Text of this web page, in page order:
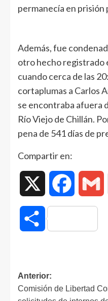
permanecía en prisión
Además, fue
otro hecho registrado
cuando cerca de las
cortaplumas a Carlos
se encontraba afuera
Río Viejo de Chillán.
pena de 541 días de
Compartir en:
Facebook
Compartir
Anterior:
Comisión de Libertad